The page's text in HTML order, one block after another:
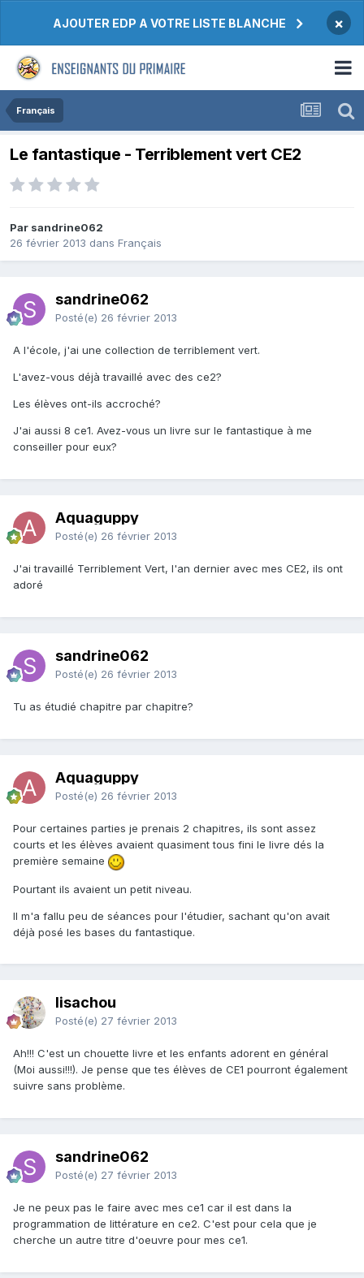
AJOUTER EDP A VOTRE LISTE BLANCHE ×
Français
Le fantastique - Terriblement vert CE2
Par sandrine062
26 février 2013 dans Français
sandrine062
Posté(e) 26 février 2013
A l'école, j'ai une collection de terriblement vert.
L'avez-vous déjà travaillé avec des ce2?
Les élèves ont-ils accroché?
J'ai aussi 8 ce1. Avez-vous un livre sur le fantastique à me
conseiller pour eux?
Aquaguppy
Posté(e) 26 février 2013
J'ai travaillé Terriblement Vert, l'an dernier avec mes CE2, ils ont
adoré
sandrine062
Posté(e) 26 février 2013
Tu as étudié chapitre par chapitre?
Aquaguppy
Posté(e) 26 février 2013
Pour certaines parties je prenais 2 chapitres, ils sont assez
courts et les élèves avaient quasiment tous fini le livre dés la
première semaine
Pourtant ils avaient un petit niveau.
Il m'a fallu peu de séances pour l'étudier, sachant qu'on avait
déjà posé les bases du fantastique.
lisachou
Posté(e) 27 février 2013
Ah!!! C'est un chouette livre et les enfants adorent en général
(Moi aussi!!!). Je pense que tes élèves de CE1 pourront également
suivre sans problème.
sandrine062
Posté(e) 27 février 2013
Je ne peux pas le faire avec mes ce1 car il est dans la
programmation de littérature en ce2. C'est pour cela que je
cherche un autre titre d'oeuvre pour mes ce1.